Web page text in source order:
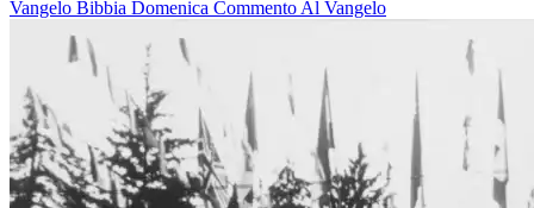
Vangelo Bibbia Domenica Commento Al Vangelo